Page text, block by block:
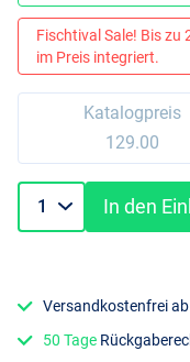
Fischtival Sale! Bis zu
im Preis integriert.
Katalogpreis
129.00
In den
Versandkostenfrei
50 Tage